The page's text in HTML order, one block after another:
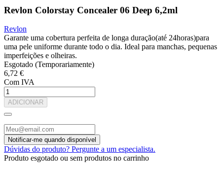
Revlon Colorstay Concealer 06 Deep 6,2ml
Revlon
Garante uma cobertura perfeita de longa duração(até 24horas)para
uma pele uniforme durante todo o dia. Ideal para manchas, pequenas
imperfeições e olheiras.
Esgotado (Temporariamente)
6,72 €
Com IVA
ADICIONAR
Dúvidas do produto? Pergunte a um especialista.
Produto esgotado ou sem produtos no carrinho